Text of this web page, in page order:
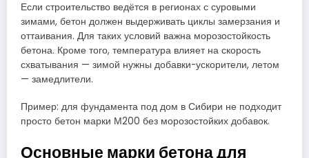
Если строительство ведётся в регионах с суровыми
зимами, бетон должен выдерживать циклы замерзания и
оттаивания. Для таких условий важна морозостойкость
бетона. Кроме того, температура влияет на скорость
схватывания — зимой нужны добавки-ускорители, летом
— замедлители.
Пример: для фундамента под дом в Сибири не подходит
просто бетон марки М200 без морозостойких добавок.
Основные марки бетона для